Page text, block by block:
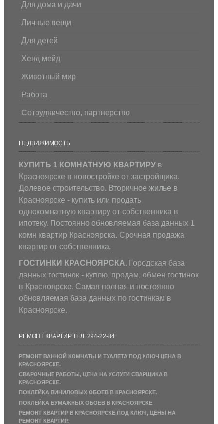
Для дома и дачи
Личные вещи
Для детей
Хенд мейд
Животный мир
Работа
Сотрудничество, партнерство
НЕДВИЖИМОСТЬ
КУПИТЬ 1 КОМНАТНУЮ КВАРТИРУв
Красноярске в новостройке от застройщика.
Долевое строительство. Вторичное жилье в
Красноярске - купить или продать
однокомнатную квартиру от собственника в
ипотеку. Постоянно обновляемая база данных 1
комн квартир Красноярска. Срочная продажа
квартир от собственника.
ГОСТИНКИ КРАСНОЯРСКА. Городская база
данных гостинок - куплю, продам, обмен гостинок
в Красноярске. Самая полная и постоянно
обновляемая база данных по гостинкам в
Красноярске.
РЕМОНТ КВАРТИР ТЕЛ. 294-22-84
РЕМОНТ ВАННОЙ КОМНАТЫ И ТУАЛЕТА ПОД КЛЮЧ ЦЕНА В
КРАСНОЯРСКЕ.
СВАРОЧНЫЕ РАБОТЫ, ЦЕНА НА УСЛУГИ СВАРЩИКА В
КРАСНОЯРСКЕ.
ПОКЛЕЙКА ВИНИЛОВЫХ ОБОЕВ В КРАСНОЯРСКЕ.
ПОКЛЕЙКА БУМАЖНЫХ ОБОЕВ В КРАСНОЯРСКЕ
РЕМОНТ КВАРТИР В КРАСНОЯРСКЕ ПОД КЛЮЧ, ЦЕНЫ НА
РЕМОНТ КВАРТИР.